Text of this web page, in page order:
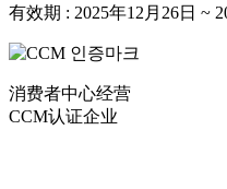
有效期 : 2025年12月26日 ~
消费者中心经营
CCM认证企业